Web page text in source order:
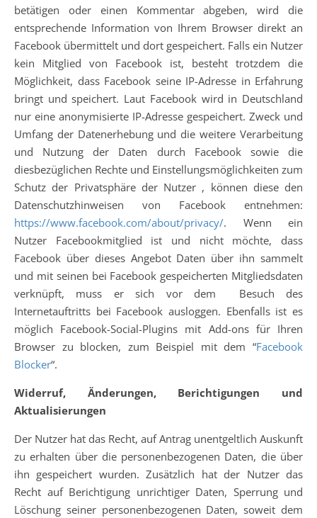
betätigen oder einen Kommentar abgeben, wird die
entsprechende Information von Ihrem Browser direkt an
Facebook übermittelt und dort gespeichert. Falls ein Nutzer
kein Mitglied von Facebook ist, besteht trotzdem die
Möglichkeit, dass Facebook seine IP-Adresse in Erfahrung
bringt und speichert. Laut Facebook wird in Deutschland
nur eine anonymisierte IP-Adresse gespeichert. Zweck und
Umfang der Datenerhebung und die weitere Verarbeitung
und Nutzung der Daten durch Facebook sowie die
diesbezüglichen Rechte und Einstellungsmöglichkeiten zum
Schutz der Privatsphäre der Nutzer , können diese den
Datenschutzhinweisen von Facebook entnehmen:
https://www.facebook.com/about/privacy/. Wenn ein
Nutzer Facebookmitglied ist und nicht möchte, dass
Facebook über dieses Angebot Daten über ihn sammelt
und mit seinen bei Facebook gespeicherten Mitgliedsdaten
verknüpft, muss er sich vor dem Besuch des
Internetauftritts bei Facebook ausloggen. Ebenfalls ist es
möglich Facebook-Social-Plugins mit Add-ons für Ihren
Browser zu blocken, zum Beispiel mit dem “Facebook
Blocker“.
Widerruf, Änderungen, Berichtigungen und
Aktualisierungen
Der Nutzer hat das Recht, auf Antrag unentgeltlich Auskunft
zu erhalten über die personenbezogenen Daten, die über
ihn gespeichert wurden. Zusätzlich hat der Nutzer das
Recht auf Berichtigung unrichtiger Daten, Sperrung und
Löschung seiner personenbezogenen Daten, soweit dem